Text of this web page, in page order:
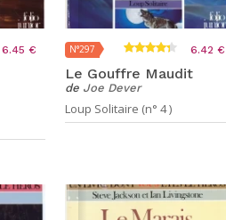
6.45 € N°297 6.42 €
Le Gouffre Maudit
de Joe Dever
Loup Solitaire (n° 4 )